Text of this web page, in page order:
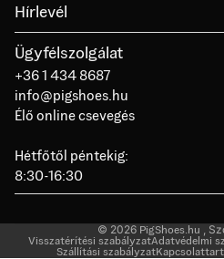
Hírlevél
Ügyfélszolgálat
+36 1 434 8687
info@pigshoes.hu
Élő online csevegés
Hétfőtől péntekig:
8:30-16:30
© 2026 PigShoes.hu
,
Visszatérítési szabályzatAdatvédelmi
Szállítási szabályzat